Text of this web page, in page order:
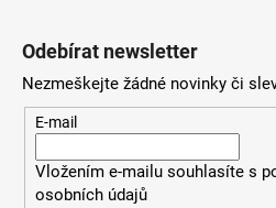
Odebírat newsletter
Nezmeškejte žádné novinky či
E-mail
Vložením e-mailu souhlasíte s
osobních údajů